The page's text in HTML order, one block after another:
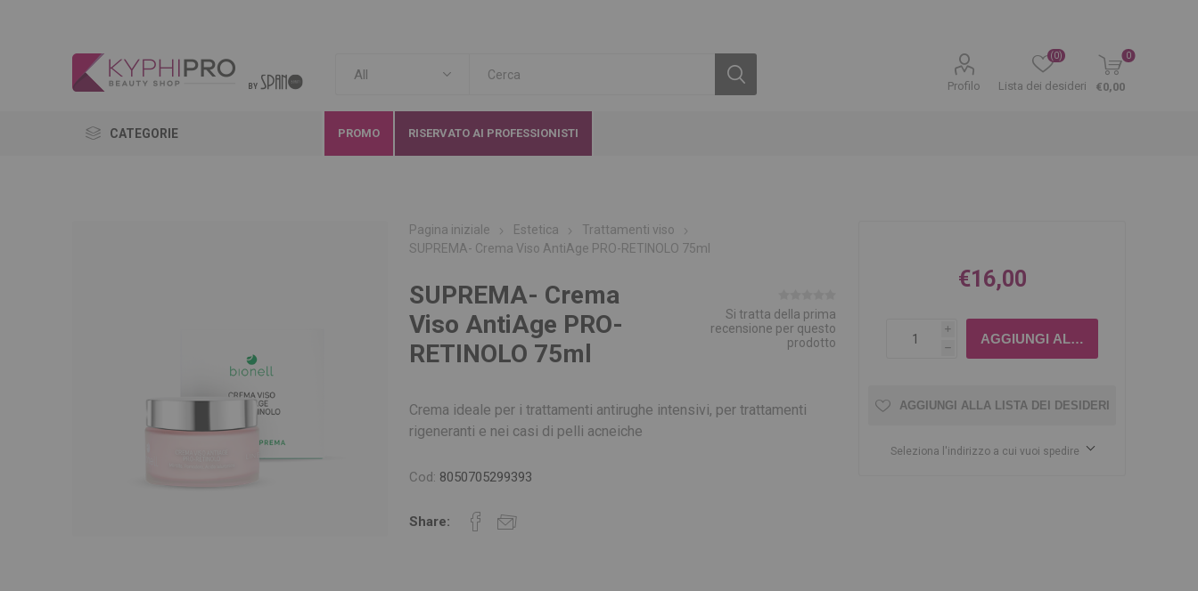
Profilo Lista dei desideri
(0) 0
€0,00
CATEGORIE PROMO RISERVATO AI PROFESSIONISTI
Pagina iniziale Estetica
Trattamenti viso
SUPREMA- Crema Viso AntiAge PRO-RETINOLO 75ml
SUPREMA- Crema
Viso AntiAge PRO-
RETINOLO 75ml
Si tratta della prima
recensione per questo
prodotto
Crema ideale per i trattamenti antirughe intensivi, per trattamenti
rigeneranti e nei casi di pelli acneiche
Cod: 8050705299393
Share:
€16,00
i
h
AGGIUNGI ALLA LISTA DEI DESIDERI
Seleziona l'indirizzo a cui vuoi spedire